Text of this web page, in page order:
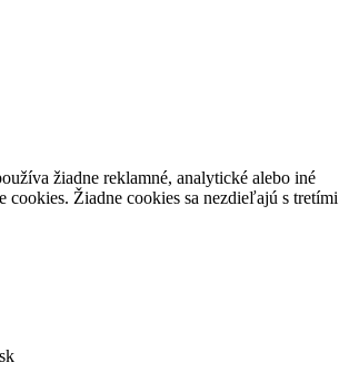
žiadne reklamné, analytické alebo iné
cookies. Žiadne cookies sa nezdieľajú s tretími